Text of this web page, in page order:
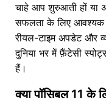
चाहे आप शुरुआती हों या
सफलता के लिए आवश्यक
रीयल-टाइम अपडेट और
दुनिया भर में फ़ैंटेसी
हैं।
क्या पॉसिबल 11 के